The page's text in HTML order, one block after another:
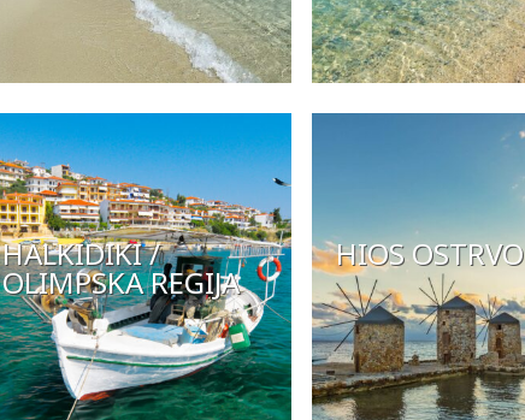
HALKIDIKI /
OLIMPSKA REGIJA
HIOS OSTRVO